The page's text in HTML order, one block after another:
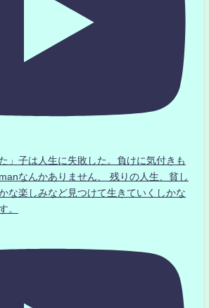
」子は人生に失敗した。負けに気付きも
なんかありません、 残りの人生、貧し
な楽しみなど見つけて生きていくしかな
。